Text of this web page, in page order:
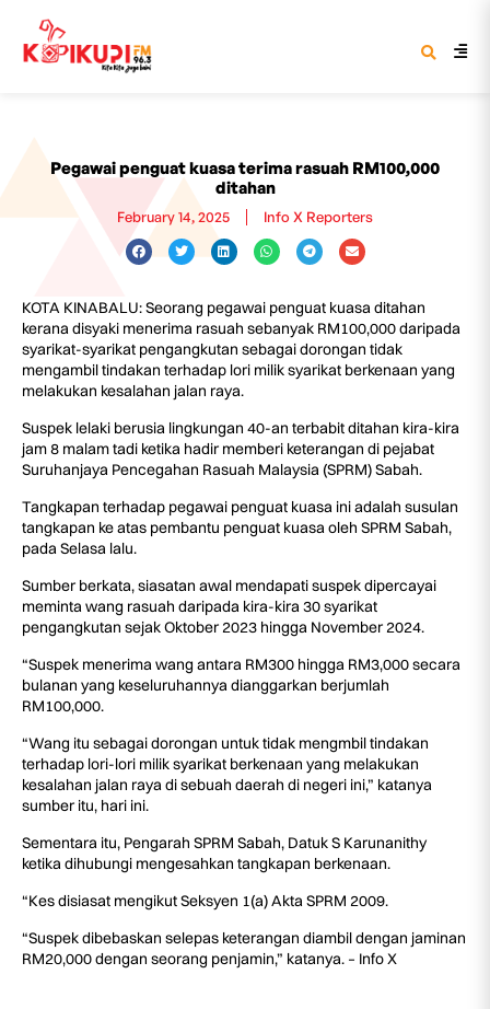
Pegawai penguat kuasa terima rasuah RM100,000
ditahan
February 14, 2025 Info X Reporters
KOTA KINABALU: Seorang pegawai penguat kuasa ditahan
kerana disyaki menerima rasuah sebanyak RM100,000 daripada
syarikat-syarikat pengangkutan sebagai dorongan tidak
mengambil tindakan terhadap lori milik syarikat berkenaan yang
melakukan kesalahan jalan raya.
Suspek lelaki berusia lingkungan 40-an terbabit ditahan kira-kira
jam 8 malam tadi ketika hadir memberi keterangan di pejabat
Suruhanjaya Pencegahan Rasuah Malaysia (SPRM) Sabah.
Tangkapan terhadap pegawai penguat kuasa ini adalah susulan
tangkapan ke atas pembantu penguat kuasa oleh SPRM Sabah,
pada Selasa lalu.
Sumber berkata, siasatan awal mendapati suspek dipercayai
meminta wang rasuah daripada kira-kira 30 syarikat
pengangkutan sejak Oktober 2023 hingga November 2024.
“Suspek menerima wang antara RM300 hingga RM3,000 secara
bulanan yang keseluruhannya dianggarkan berjumlah
RM100,000.
“Wang itu sebagai dorongan untuk tidak mengmbil tindakan
terhadap lori-lori milik syarikat berkenaan yang melakukan
kesalahan jalan raya di sebuah daerah di negeri ini,” katanya
sumber itu, hari ini.
Sementara itu, Pengarah SPRM Sabah, Datuk S Karunanithy
ketika dihubungi mengesahkan tangkapan berkenaan.
“Kes disiasat mengikut Seksyen 1(a) Akta SPRM 2009.
“Suspek dibebaskan selepas keterangan diambil dengan jaminan
RM20,000 dengan seorang penjamin,” katanya. – Info X